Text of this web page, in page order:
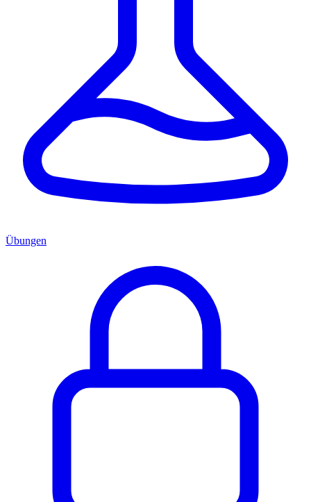
Übungen